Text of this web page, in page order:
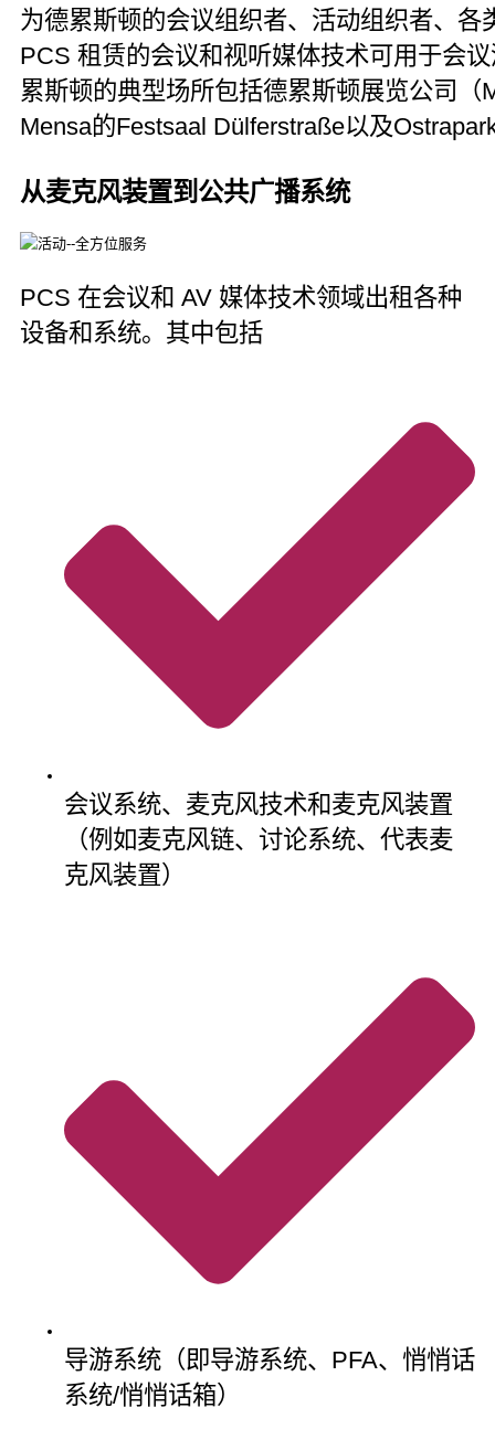
为德累斯顿的会议组织者、活动组织者、
PCS 租赁的会议和视听媒体技术可用于会
累斯顿的典型场所包括德累斯顿展览公司
Mensa的Festsaal Dülferstraße以及
从麦克风装置到公共广播系统
PCS 在会议和 AV 媒体技术领域出租各种
设备和系统。其中包括
会议系统、麦克风技术和麦克风装置
（例如麦克风链、讨论系统、代表麦
克风装置）
导游系统（即导游系统、PFA、悄悄话
系统/悄悄话箱）